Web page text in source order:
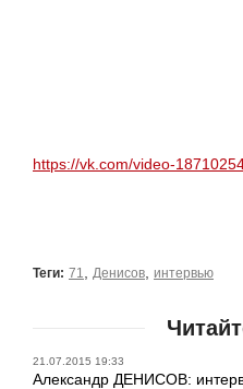
https://vk.com/video-
Теги: 71 Денисов интервью
21.07.2015 19:33
Александр ДЕНИСОВ: